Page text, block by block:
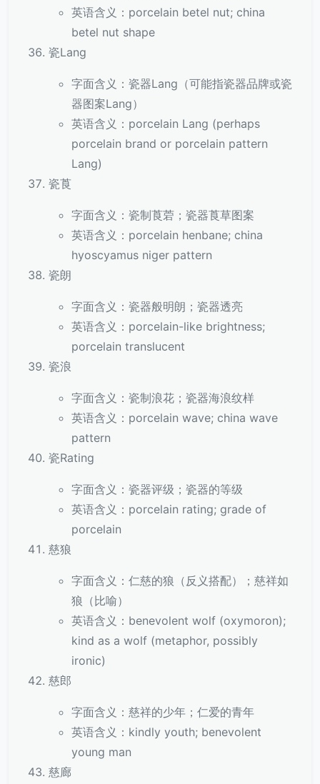
英语含义：porcelain betel nut; china
betel nut shape
瓷Lang
字面含义：瓷器Lang（可能指瓷器品牌或瓷
器图案Lang）
英语含义：porcelain Lang (perhaps
porcelain brand or porcelain pattern
Lang)
瓷莨
字面含义：瓷制莨菪；瓷器莨草图案
英语含义：porcelain henbane; china
hyoscyamus niger pattern
瓷朗
字面含义：瓷器般明朗；瓷器透亮
英语含义：porcelain-like brightness;
porcelain translucent
瓷浪
字面含义：瓷制浪花；瓷器海浪纹样
英语含义：porcelain wave; china wave
pattern
瓷Rating
字面含义：瓷器评级；瓷器的等级
英语含义：porcelain rating; grade of
porcelain
慈狼
字面含义：仁慈的狼（反义搭配）；慈祥如
狼（比喻）
英语含义：benevolent wolf (oxymoron);
kind as a wolf (metaphor, possibly
ironic)
慈郎
字面含义：慈祥的少年；仁爱的青年
英语含义：kindly youth; benevolent
young man
慈廊